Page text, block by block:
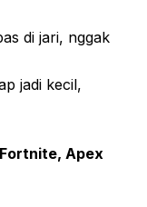
di jari, nggak
jadi kecil,
Apex